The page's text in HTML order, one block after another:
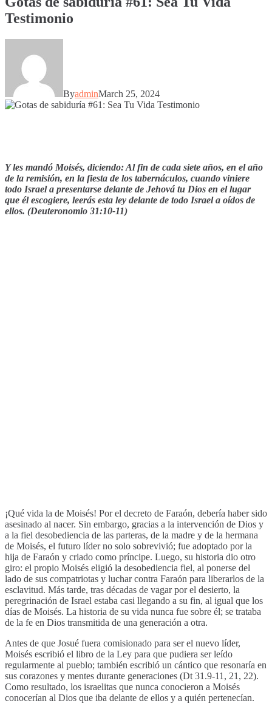
Testimonio
ByadminMarch 25, 2024
Y les mandó Moisés, diciendo: Al fin de cada siete años, en el año
de la remisión, en la fiesta de los tabernáculos, cuando viniere
todo Israel a presentarse delante de Jehová tu Dios en el lugar
que él escogiere, leerás esta ley delante de todo Israel a oídos de
ellos. (Deuteronomio 31:10-11)
¡Qué vida la de Moisés! Por el decreto de Faraón, debería haber sido
asesinado al nacer. Sin embargo, gracias a la intervención de Dios y
a la fiel desobediencia de las parteras, de la madre y de la hermana
de Moisés, el futuro líder no solo sobrevivió; fue adoptado por la
hija de Faraón y criado como príncipe. Luego, su historia dio otro
giro: el propio Moisés eligió la desobediencia fiel, al ponerse del
lado de sus compatriotas y luchar contra Faraón para liberarlos de la
esclavitud. Más tarde, tras décadas de vagar por el desierto, la
peregrinación de Israel estaba casi llegando a su fin, al igual que los
días de Moisés. La historia de su vida nunca fue sobre él; se trataba
de la fe en Dios transmitida de una generación a otra.
Antes de que Josué fuera comisionado para ser el nuevo líder,
Moisés escribió el libro de la Ley para que pudiera ser leído
regularmente al pueblo; también escribió un cántico que resonaría en
sus corazones y mentes durante generaciones (Dt 31.9-11, 21, 22).
Como resultado, los israelitas que nunca conocieron a Moisés
conocerían al Dios que iba delante de ellos y a quién pertenecían.